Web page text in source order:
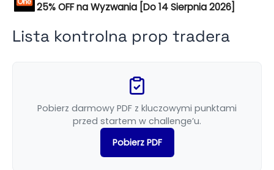
25% OFF na Wyzwania [Do 14 Sierpnia 2026]
Lista kontrolna prop tradera
Pobierz darmowy PDF z kluczowymi punktami
przed startem w challenge’u.
Pobierz PDF